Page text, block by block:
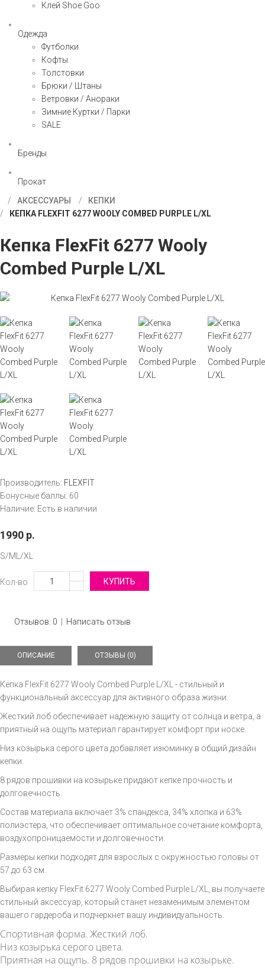
Клей Shoe Goo
Одежда
Футболки
Кофты
Толстовки
Брюки / Штаны
Ветровки / Анораки
Зимние Куртки / Парки
SALE
Бренды
Прокат
АКСЕССУАРЫ
КЕПКИ
КЕПКА FLEXFIT 6277 WOOLY COMBED PURPLE L/XL
Кепка FlexFit 6277 Wooly
Combed Purple L/XL
Производитель: FLEXFIT
Бонусные баллы: 60
Наличие: Есть в наличии
1990 р.
S/M L/XL
Кол-во
Отзывов: 0 Написать отзыв
ОПИСАНИЕ ОТЗЫВЫ (0)
Кепка FlexFit 6277 Wooly Combed Purple L/XL - стильный и
функциональный аксессуар для активного образа жизни.
Жесткий лоб обеспечивает надежную защиту от солнца и ветра, а
приятный на ощупь материал гарантирует комфорт при носке.
Низ козырька серого цвета добавляет изюминку в общий дизайн
кепки.
8 рядов прошивки на козырьке придают кепке прочность и
долговечность.
Состав материала включает 3% спандекса, 34% хлопка и 63%
полиэстера, что обеспечивает оптимальное сочетание комфорта,
воздухопроницаемости и долговечности.
Размеры кепки подходят для взрослых с окружностью головы от
57 до 63 см.
Выбирая кепку FlexFit 6277 Wooly Combed Purple L/XL, вы получаете
стильный аксессуар, который станет незаменимым элементом
вашего гардероба и подчеркнет вашу индивидуальность.
Спортивная форма. Жесткий лоб.
Низ козырька серого цвета.
Приятная на ощупь. 8 рядов прошивки на козырьке.